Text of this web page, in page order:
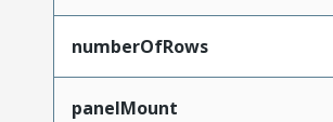
numberOfRows
panelMount